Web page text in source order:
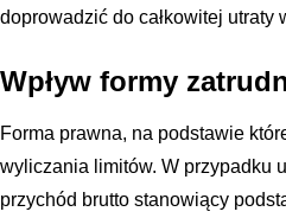
doprowadzić do całkowitej
Wpływ formy
Forma prawna, na podstawie
wyliczania limitów. W przypadku
przychód brutto stanowiący